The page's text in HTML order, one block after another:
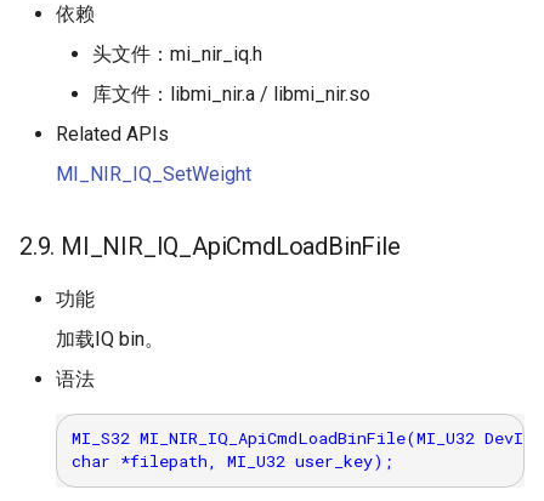
依赖
头文件：mi_nir_iq.h
库文件：libmi_nir.a / libmi_nir.so
Related APIs
MI_NIR_IQ_SetWeight
2.9. MI_NIR_IQ_ApiCmdLoadBinFile
功能
加载IQ bin。
语法
MI_S32 MI_NIR_IQ_ApiCmdLoadBinFile(MI_U32